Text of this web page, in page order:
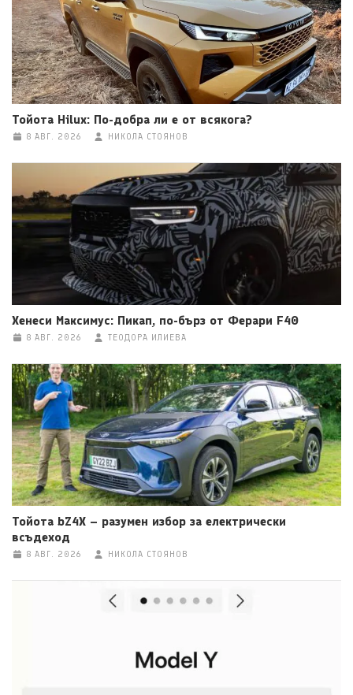
Тойота Hilux: По-добра ли е от всякога?
8 АВГ. 2026 НИКОЛА СТОЯНОВ
Хенеси Максимус: Пикап, по-бърз от Ферари F40
8 АВГ. 2026 ТЕОДОРА ИЛИЕВА
Тойота bZ4X – разумен избор за електрически
всъдеход
8 АВГ. 2026 НИКОЛА СТОЯНОВ